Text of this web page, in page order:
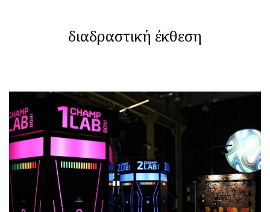
διαδραστική έκθεση